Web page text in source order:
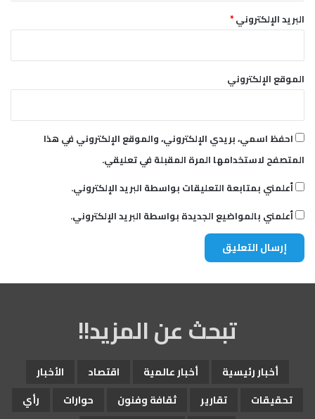
البريد الإلكتروني*
الموقع الإلكتروني
احفظ اسمي، بريدي الإلكتروني، والموقع الإلكتروني في هذا
المتصفح لاستخدامها المرة المقبلة في تعليقي.
أعلمني بمتابعة التعليقات بواسطة البريد الإلكتروني.
أعلمني بالمواضيع الجديدة بواسطة البريد الإلكتروني.
تبحث عن المزيد!!
أخبار رئيسية أخبار عالمية اقتصاد
الأخبار
تحقيقات
تقارير ثقافة وفنون حوارات رأي